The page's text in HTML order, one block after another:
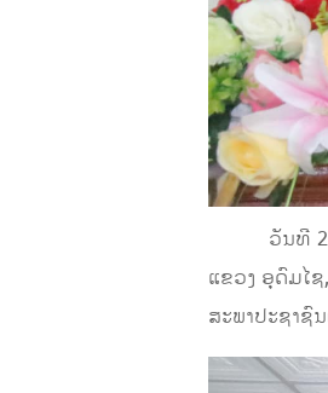
ວັນທີ 28 ມີ
ແຂວງ ອຸດົມໄ
ສະພາປະຊາຊົ